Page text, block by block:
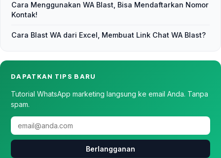
Cara Menggunakan WA Blast, Bisa Mendaftarkan Nomor
Kontak!
Cara Blast WA dari Excel, Membuat Link Chat WA Blast?
DAPATKAN TIPS BARU
Tutorial WhatsApp marketing langsung ke email Anda. Tanpa
spam.
Berlangganan